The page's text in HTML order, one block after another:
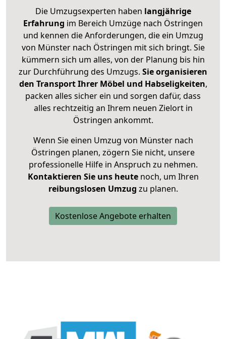
Die Umzugsexperten haben langjährige
Erfahrung im Bereich Umzüge nach Östringen
und kennen die Anforderungen, die ein Umzug
von Münster nach Östringen mit sich bringt. Sie
kümmern sich um alles, von der Planung bis hin
zur Durchführung des Umzugs. Sie organisieren
den Transport Ihrer Möbel und Habseligkeiten,
packen alles sicher ein und sorgen dafür, dass
alles rechtzeitig an Ihrem neuen Zielort in
Östringen ankommt.
Wenn Sie einen Umzug von Münster nach
Östringen planen, zögern Sie nicht, unsere
professionelle Hilfe in Anspruch zu nehmen.
Kontaktieren Sie uns heutenoch, um Ihren
reibungslosen Umzug zu planen.
Kostenlose Angebote erhalten